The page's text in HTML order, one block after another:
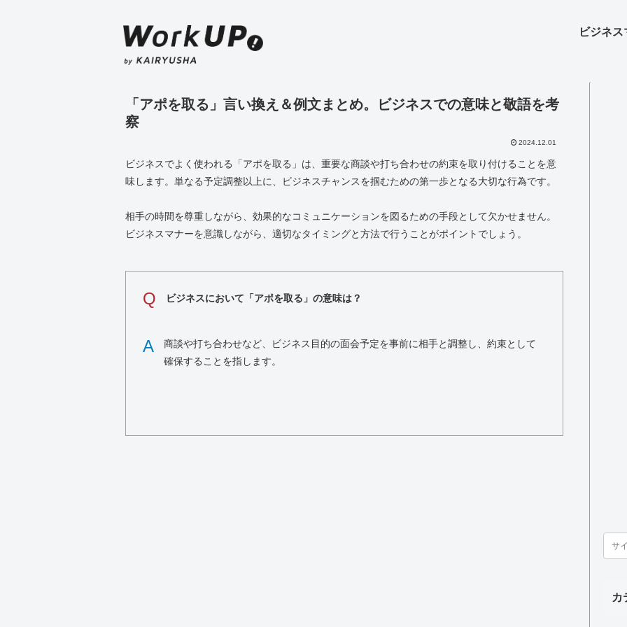
ビジネ
「アポを取る」言い換え＆例文まとめ。ビジネスでの意味と敬語を考
察
2024.12.01
ビジネスでよく使われる「アポを取る」は、重要な商談や打ち合わせの約束を取り付けることを意
味します。単なる予定調整以上に、ビジネスチャンスを掴むための第一歩となる大切な行為です。
相手の時間を尊重しながら、効果的なコミュニケーションを図るための手段として欠かせません。
ビジネスマナーを意識しながら、適切なタイミングと方法で行うことがポイントでしょう。
Q ビジネスにおいて「アポを取る」の意味は？
A
商談や打ち合わせなど、ビジネス目的の面会予定を事前に相手と調整し、約束として
確保することを指します。
カ